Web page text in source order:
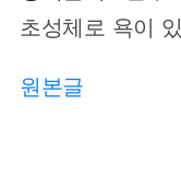
초성체로 욕이
원본글